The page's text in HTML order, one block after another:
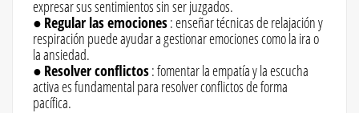
expresar sus sentimientos sin ser juzgados.
● Regular las emociones: enseñar técnicas de relajación y
respiración puede ayudar a gestionar emociones como la ira o
la ansiedad.
● Resolver conflictos: fomentar la empatía y la escucha
activa es fundamental para resolver conflictos de forma
pacífica.